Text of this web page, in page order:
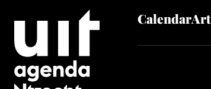
Skip to main content Calendar